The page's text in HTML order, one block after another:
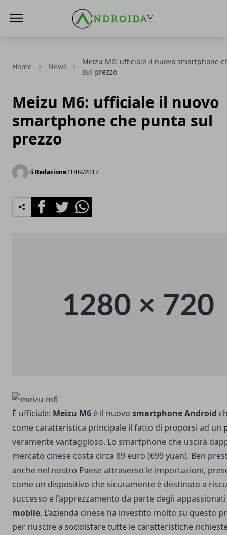
Home News
Meizu M6: ufficiale il nuovo smartphone
sul prezzo
Meizu M6: ufficiale il nuovo
smartphone che punta sul
prezzo
di Redazione21/09/2017
FacebookTwitterWhatsapp
È ufficiale: Meizu M6 è il nuovo smartphone Android
come caratteristica principale il fatto di proporsi ad un
veramente vantaggioso. Lo smartphone che uscirà
mercato cinese costa circa 89 euro (699 yuan). Ben
anche nel nostro Paese attraverso le importazioni,
come un dispositivo che sicuramente è destinato a
successo e l’apprezzamento da parte degli
mobile. L’azienda cinese ha investito molto su questo
per riuscire a soddisfare tutte le caratteristiche